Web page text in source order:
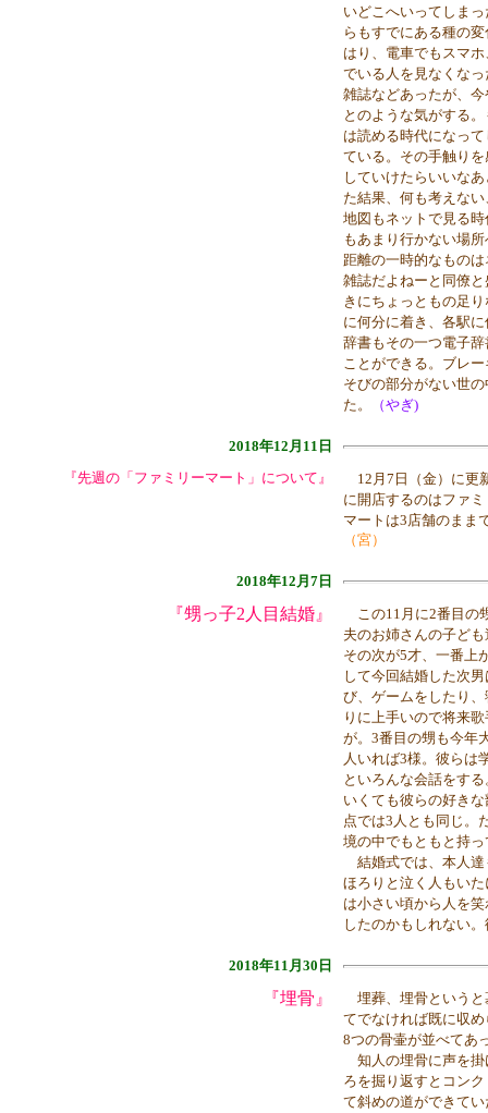
いどこへいってしま
らもすでにある種の
はり、電車でもスマ
でいる人を見なくな
雑誌などあったが、
とのような気がする
は読める時代になっ
ている。その手触り
していけたらいいな
た結果、何も考えな
地図もネットで見る
もあまり行かない場
距離の一時的なもの
雑誌だよねーと同僚
きにちょっともの足
に何分に着き、各駅
辞書もその一つ電子
ことができる。ブレ
そびの部分がない世
た。
（やぎ)
2018年12月11日
『先週の「ファミリーマート」について』
12月7日（金）に更
に開店するのはファ
マートは3店舗のまま
（宮）
2018年12月7日
『甥っ子2人目結婚』
この11月に2番目の
夫のお姉さんの子ど
その次が5才、一番上
して今回結婚した次
び、ゲームをしたり
りに上手いので将来
が。3番目の甥も今年
人いれば3様。彼らは
といろんな会話をす
いくても彼らの好き
点では3人とも同じ。
境の中でもともと持
結婚式では、本人達
ほろりと泣く人もい
は小さい頃から人を
したのかもしれない
2018年11月30日
『埋骨』
埋葬、埋骨というと
てでなければ既に収
8つの骨壷が並べてあ
知人の埋骨に声を掛
ろを掘り返すとコン
て斜めの道ができて